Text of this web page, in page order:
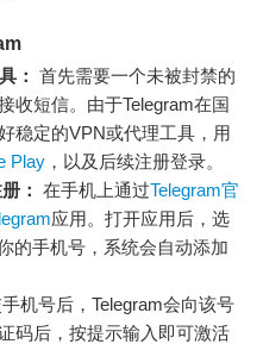
： 首先需要一个未被封禁的
收短信。由于Telegram在国
稳定的VPN或代理工具，用
Play ，以及后续注册登录。
： 在手机上通过Telegram官
应用。打开应用后，选
的手机号，系统会自动添加
机号后，Telegram会向该号
码后，按提示输入即可激活